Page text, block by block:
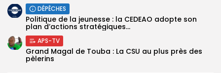
DÉPÊCHES
Politique de la jeunesse : la CEDEAO adopte son
plan d’actions stratégiques...
APS-TV
Grand Magal de Touba : La CSU au plus près des
pèlerins